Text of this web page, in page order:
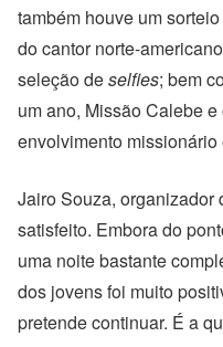
também houve um
do cantor norte-
seleção deselfies; bem
um ano, Missão Calebe
envolvimento missionário
Jairo Souza, organizador
satisfeito. Embora do
uma noite bastante
dos jovens foi muito
pretende continuar. É a